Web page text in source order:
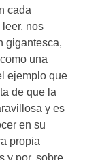
cada
nos
gigantesca,
una
ejemplo que
de que la
y es
en su
propia
y por, sobre